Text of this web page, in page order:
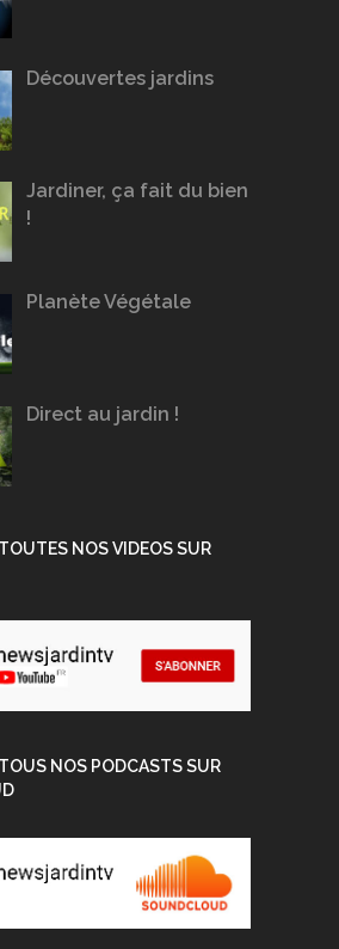
Découvertes jardins
Jardiner, ça fait du bien
!
Planète Végétale
Direct au jardin !
NOS VIDEOS SUR
NOS PODCASTS SUR